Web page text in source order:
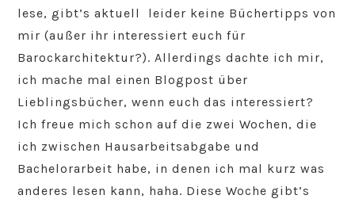
lese, gibt’s aktuell leider keine Büchertipps von
mir (außer ihr interessiert euch für
Barockarchitektur?). Allerdings dachte ich mir,
ich mache mal einen Blogpost über
Lieblingsbücher, wenn euch das interessiert?
Ich freue mich schon auf die zwei Wochen, die
ich zwischen Hausarbeitsabgabe und
Bachelorarbeit habe, in denen ich mal kurz was
anderes lesen kann, haha. Diese Woche gibt’s